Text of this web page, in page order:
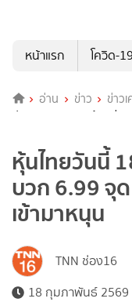
หน้าแรก
โควิด-19
อ่าน ข่าว ข่าว
ปิดบวก 6.99 จุด หุ้นกลุ่มแ
หุ้นไทยวันนี้
บวก 6.99 จุ
เข้ามาหนุน
TNN ช่อง16
18 กุมภาพันธ์ 2569